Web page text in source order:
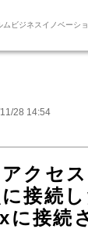
ムビジネスイノベーシ
28 14:54
アクセ
接続
接続